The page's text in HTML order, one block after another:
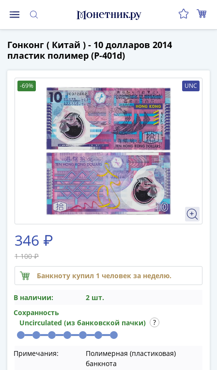
Монеты
Российской
Федерации
Регулярные
выпуски
памятные
Биметаллические
(10р)
аналогичные
Победы
Гонконг ( Китай ) - 10 долларов 2014
пластик полимер (P-401d)
-69% UNC
346 ₽
1 100 ₽
Банкноту купил 1 человек за неделю.
В наличии:
2 шт.
Сохранность
Uncirculated (из банковской пачки)
Примечания:
Полимерная (пластиковая)
банкнота